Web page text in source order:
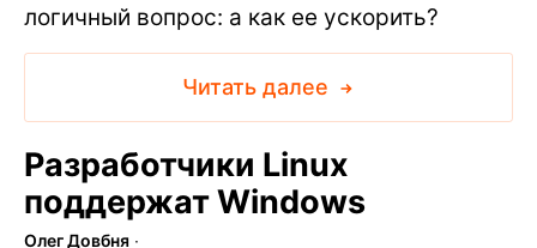
логичный вопрос: а как ее ускорить?
Читать далее
Разработчики Linux
поддержат Windows
Олег Довбня ∙